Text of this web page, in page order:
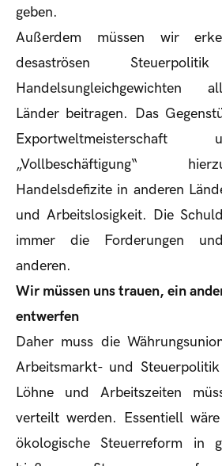
geben.
Außerdem müssen wir
desaströsen
Handelsungleichgewichten
Länder beitragen. Das
„Vollbeschäftigung“
Handelsdefizite in anderen
und Arbeitslosigkeit. Die
immer die Forderungen
anderen.
Wir müssen uns trauen, ein
entwerfen
Daher muss die
Arbeitsmarkt- und
Löhne und Arbeitszeiten
verteilt werden. Essentiell
ökologische Steuerreform in